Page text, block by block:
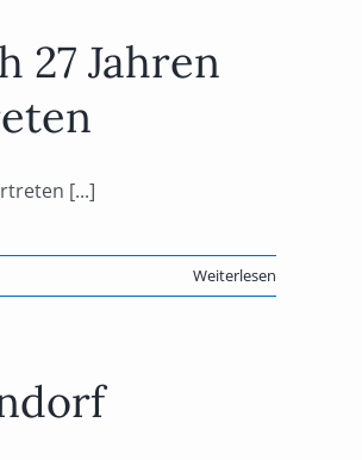
27 Jahren
[...]
Weiterlesen